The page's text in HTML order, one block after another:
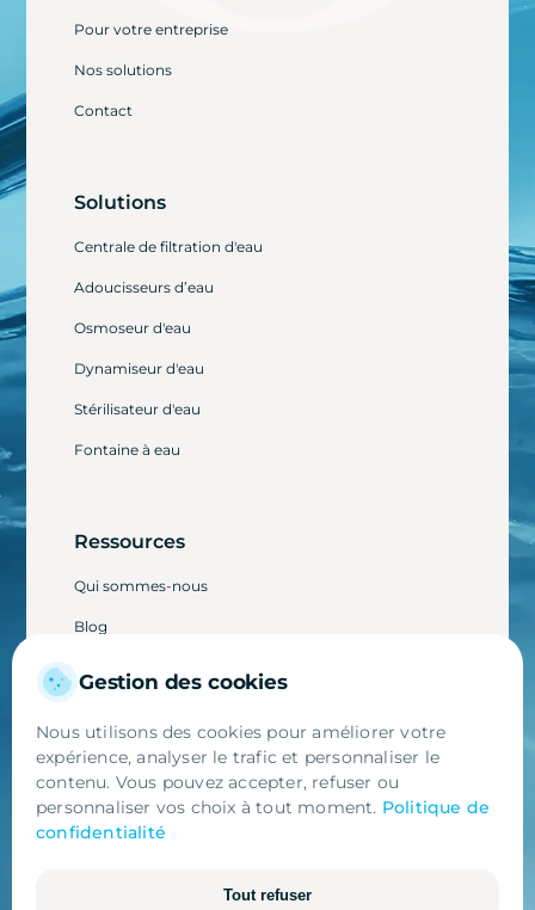
Pour votre entreprise
Nos solutions
Contact
Solutions
Centrale de filtration d'eau
Adoucisseurs d’eau
Osmoseur d'eau
Dynamiseur d'eau
Stérilisateur d'eau
Fontaine à eau
Ressources
Qui sommes-nous
Blog
Gestion des cookies
Nous utilisons des cookies pour améliorer votre
expérience, analyser le trafic et personnaliser le
contenu. Vous pouvez accepter, refuser ou
personnaliser vos choix à tout moment. Politique de
confidentialité
Tout refuser